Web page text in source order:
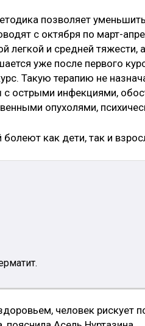
позволяет
с октября по март-
легкой и средней
уже после первого
Такую терапию не
острыми инфекциями,
опухолями,
болеют как дети, так и
человек рискует